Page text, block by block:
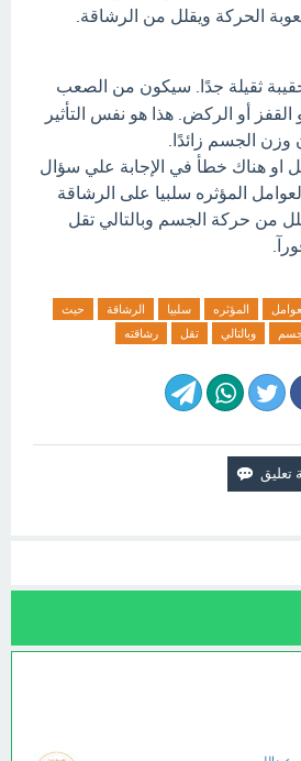
الحركة ويقلل من الرشاقة.
ثقيلة جدًا. سيكون من الصعب
أو الركض. هذا هو نفس التأثير
الجسم زائدًا.
او هناك خطأ في الإجابة علي سؤال
المؤثره سلبيا على الرشاقة
من حركة الجسم وبالتالي تقل
المؤثره سلبيا الرشاقة
حيث
وبالتالي تقل رشاقته